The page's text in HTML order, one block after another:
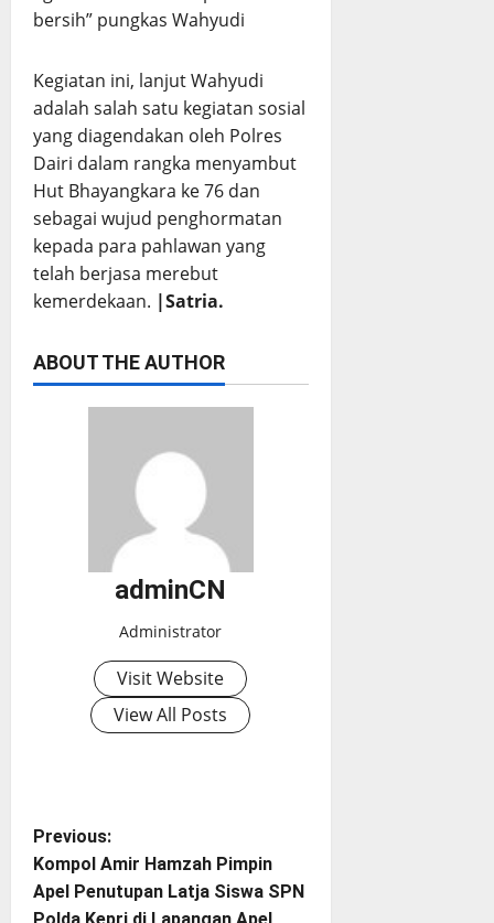
bersih” pungkas Wahyudi
Kegiatan ini, lanjut Wahyudi
adalah salah satu kegiatan sosial
yang diagendakan oleh Polres
Dairi dalam rangka menyambut
Hut Bhayangkara ke 76 dan
sebagai wujud penghormatan
kepada para pahlawan yang
telah berjasa merebut
kemerdekaan. |Satria.
ABOUT THE AUTHOR
adminCN
Administrator
Visit Website
View All Posts
P
o
Previous:
Kompol Amir Hamzah Pimpin
Apel Penutupan Latja Siswa SPN